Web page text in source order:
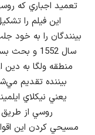
تعميد اجباري كه
اين فيلم را
بينندگان را به خود
سال 1552 و
منطقه ولگا به دين
بيننده تقديم
يعني نيكلاي
روسي از
مسيحي كردن اين